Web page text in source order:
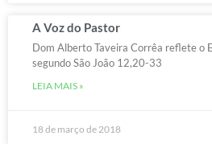
A Voz do Pastor
Dom Alberto Taveira Corrêa reflete o
segundo São João 12,20-33
LEIA MAIS »
18 de março de 2018